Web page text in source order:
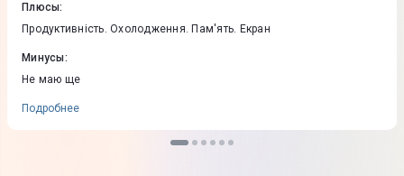
сподобався екран, на 240гц, з професійним колірним
охопленням, очі радіють від картинки.
Плюсы:
Продуктивність. Охолодження. Пам'ять. Екран
Минусы:
Не маю ще
Подробнее